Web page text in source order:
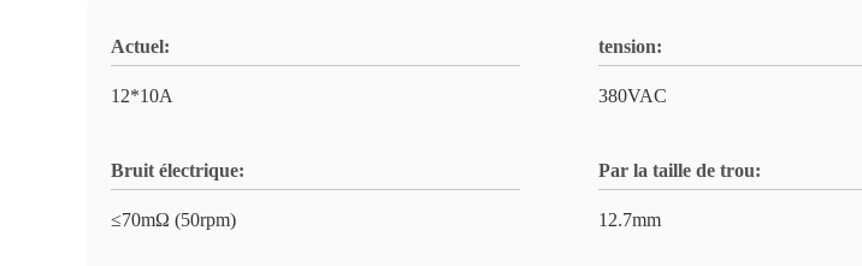
Actuel:
12*10A
tension:
380VAC
Bruit électrique:
≤70mΩ (50rpm)
Par la taille de trou:
12.7mm